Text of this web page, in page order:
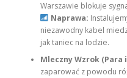
Warszawie blokuje
Naprawa:
niezawodny kabel
jak taniec na lodzie.
Mleczny Wzrok (Para
zaparować z powodu